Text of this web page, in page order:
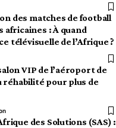
des matches de football
africaines : À quand
télévisuelle de l’Afrique ?
VIP de l’aéroport de
réhabilité pour plus de
des Solutions (SAS) :